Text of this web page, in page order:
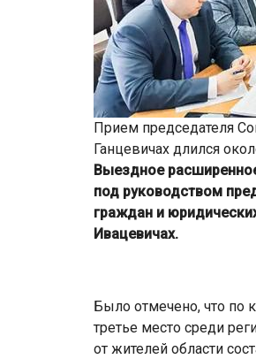
Прием председателя
Ганцевичах длился
Выездное
под руководством
граждан и
Ивацевичах.
Было отмечено, что по
третье место среди
от жителей области